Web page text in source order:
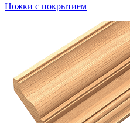
Ножки с покрытием